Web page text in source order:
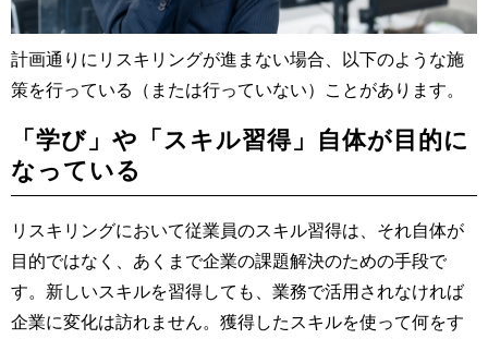
計画通りにリスキリングが進まない場合、以下のような施
策を行っている（または行っていない）ことがあります。
「学び」や「スキル習得」自体が目的に
なっている
リスキリングにおいて従業員のスキル習得は、それ自体が
目的ではなく、あくまで企業の課題解決のための手段で
す。新しいスキルを習得しても、業務で活用されなければ
企業に変化は訪れません。獲得したスキルを使って何をす